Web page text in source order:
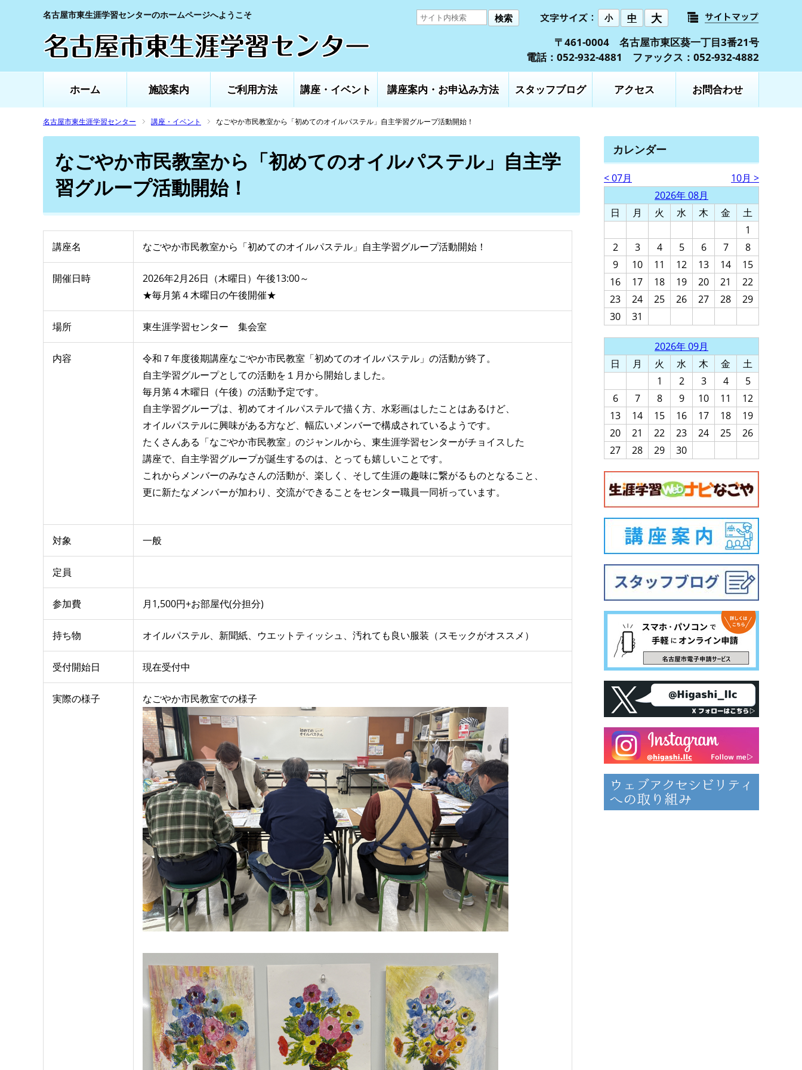
名古屋市東生涯学習センターのホームページへようこそ 小 中 大
検索
〒461-0004 名古屋市東区葵一丁目3番21号
電話：052-932-4881 ファックス：052-932-4882
ホーム 施設案内 ご利用方法 講座・イベント 講座案内・お申込み方法 スタッフブログ アクセス お問合わせ
名古屋市東生涯学習センター 講座・イベント なごやか市民教室から「初めてのオイルパステル」自主学習グループ活動開始！
なごやか市民教室から「初めてのオイルパステル」自主学
習グループ活動開始！
講座名 なごやか市民教室から「初めてのオイルパステル」自主学習グループ活動開始！
開催日時
2026年2月26日（木曜日）午後13:00～
★毎月第４木曜日の午後開催★
場所 東生涯学習センター 集会室
内容
令和７年度後期講座なごやか市民教室「初めてのオイルパステル」の活動が終了。
自主学習グループとしての活動を１月から開始しました。
毎月第４木曜日（午後）の活動予定です。
自主学習グループは、初めてオイルパステルで描く方、水彩画はしたことはあるけど、
オイルパステルに興味がある方など、幅広いメンバーで構成されているようです。
たくさんある「なごやか市民教室」のジャンルから、東生涯学習センターがチョイスした
講座で、自主学習グループが誕生するのは、とっても嬉しいことです。
これからメンバーのみなさんの活動が、楽しく、そして生涯の趣味に繋がるものとなること、
更に新たなメンバーが加わり、交流ができることをセンター職員一同祈っています。
対象 一般
定員
参加費 月1,500円+お部屋代(分担分)
持ち物 オイルパステル、新聞紙、ウエットティッシュ、汚れても良い服装（スモックがオススメ）
受付開始日 現在受付中
実際の様子 なごやか市民教室での様子
カレンダー
< 07月
10月 >
2026年 08月
日
月 火 水 木 金
土
1
2
3 4 5 6 7
8
9
10 11 12 13 14
15
16
17 18 19 20 21
22
23
24 25 26 27 28
29
30
31
2026年 09月
日
月 火 水 木 金
土
1
2 3 4
5
6
7 8 9 10 11
12
13
14 15 16 17 18
19
20
21 22 23 24 25
26
27
28 29 30